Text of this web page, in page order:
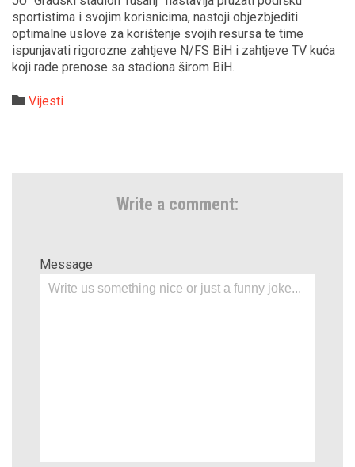
sportistima i svojim korisnicima, nastoji objezbjediti
optimalne uslove za korištenje svojih resursa te time
ispunjavati rigorozne zahtjeve N/FS BiH i zahtjeve TV kuća
koji rade prenose sa stadiona širom BiH.
 Category
Vijesti
Write a comment:
Message